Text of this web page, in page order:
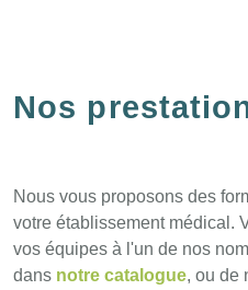
Nos
Nous vous proposons des
votre établissement médical.
vos équipes à l'un de nos
dans notre catalogue, ou de